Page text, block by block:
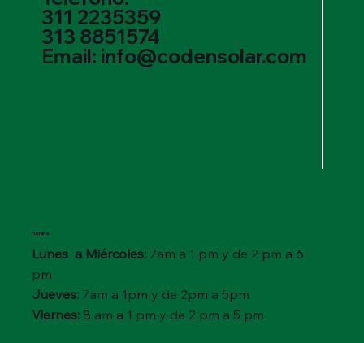
311 2235359
313 8851574
Email: info@codensolar.com
Horario
Lunes a Miércoles: 7am a 1 pm y de 2 pm a 6
pm
Jueves: 7am a 1pm y de 2pm a 5pm
Viernes: 8 am a 1 pm y de 2 pm a 5 pm